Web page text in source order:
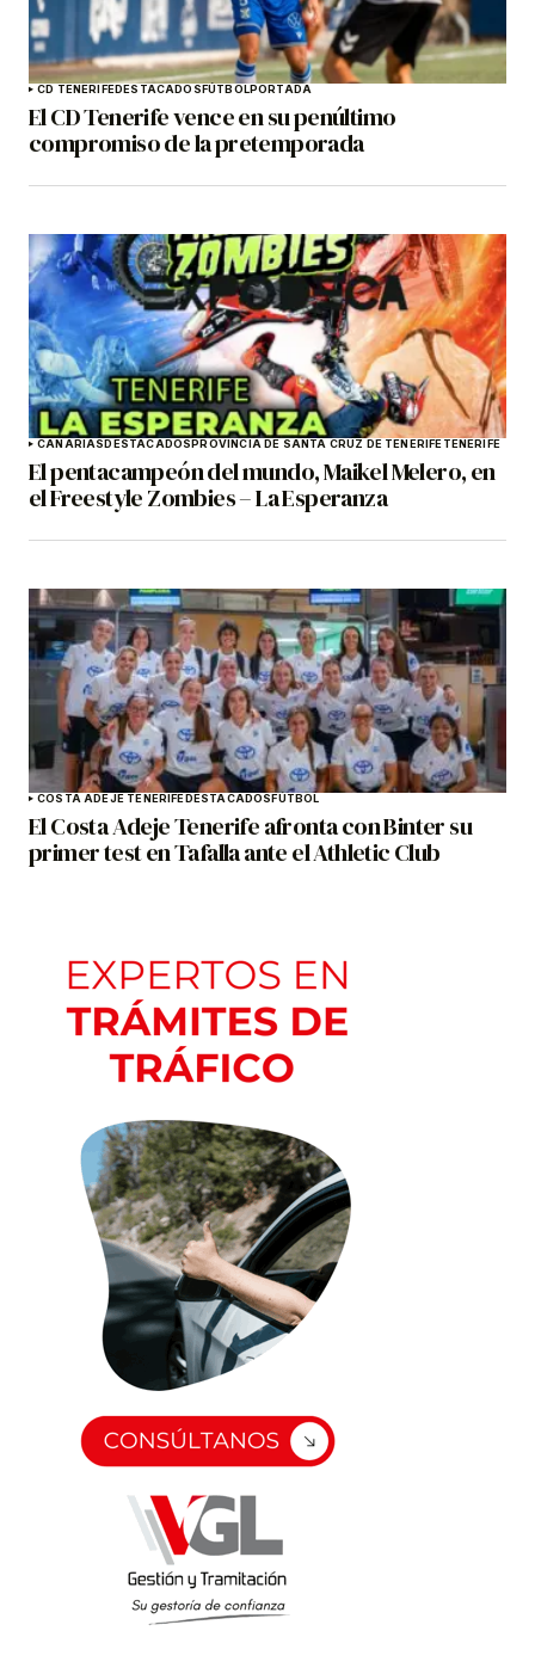
CD TENERIFEDESTACADOSFÚTBOLPORTADA
El CD Tenerife vence en su penúltimo
compromiso de la pretemporada
CANARIASDESTACADOSPROVINCIA DE SANTA CRUZ DE TENERIFETENERIFE
El pentacampeón del mundo, Maikel Melero, en
el Freestyle Zombies – La Esperanza
COSTA ADEJE TENERIFEDESTACADOSFÚTBOL
El Costa Adeje Tenerife afronta con Binter su
primer test en Tafalla ante el Athletic Club